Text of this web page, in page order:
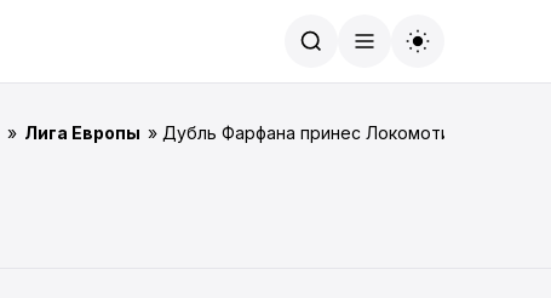
» Лига Европы » Дубль Фарфана принес Локомотиву важную